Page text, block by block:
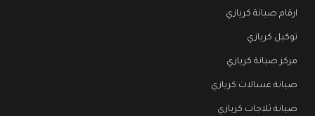
ارقام صيانة كريازي
توكيل كريازي
مركز صيانة كريازي
صيانة غسالات كريازي
صيانة ثلاجات كريازي